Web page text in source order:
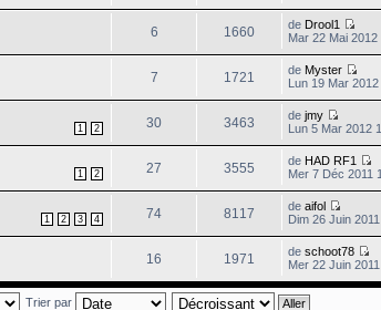
6 1660 de Drool1
Mar 22 Mai 2012
7 1721 de Myster
Lun 19 Mar
1 2 30 3463 de jmy
Lun 5 Mar 2012
1 2 27 3555 de HAD RF1
Mer 7 Déc 2011
1 2 3 4 74 8117 de aifol
Dim 26 Juin
16 1971 de schoot78
Mer 22 Juin
Trier par